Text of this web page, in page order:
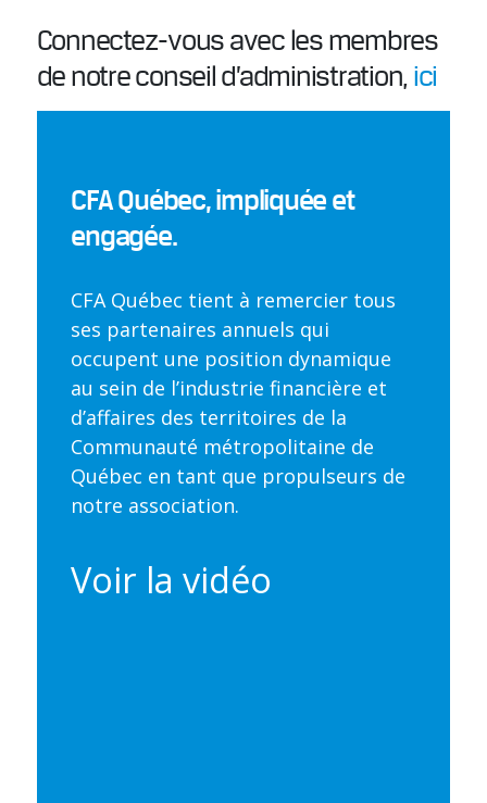
Connectez-vous avec les membres
de notre conseil d’administration, ici
CFA Québec, impliquée et
engagée.
CFA Québec tient à remercier tous
ses partenaires annuels qui
occupent une position dynamique
au sein de l’industrie financière et
d’affaires des territoires de la
Communauté métropolitaine de
Québec en tant que propulseurs de
notre association.
Voir la vidéo